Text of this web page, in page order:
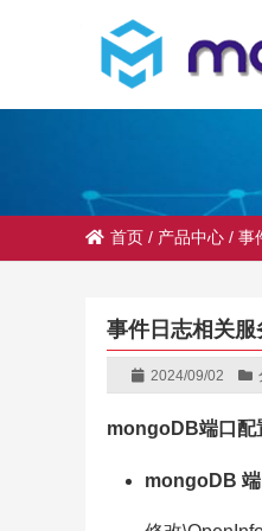
首页 / 产品中心 / 事
事件日志相关
2024/09/02
mongoDB端口配
mongoDB